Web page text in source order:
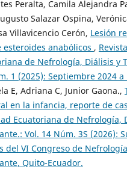
Peralta, Camila Alejandra
Salazar Ospina,
Villavicencio Cerón, Lesión
esteroides anabólicos ,
de Nefrología, Diálisis y
1 (2025): Septiembre 2024 a
E, Adriana C, Junior Gaona.,
en la infancia, reporte de
Ecuatoriana de Nefrología,
Vol. 14 Núm. 3S (2026):
del VI Congreso de
Quito-Ecuador.